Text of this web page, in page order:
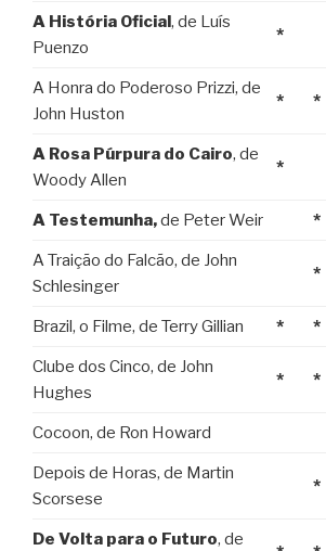
A História Oficial, de Luís
Puenzo
*
A Honra do Poderoso Prizzi, de
John Huston
* *
A Rosa Púrpura do Cairo, de
Woody Allen
*
A Testemunha,de Peter Weir *
A Traição do Falcão, de John
Schlesinger
*
Brazil, o Filme, de Terry Gillian * *
Clube dos Cinco, de John
Hughes
* *
Cocoon, de Ron Howard
Depois de Horas, de Martin
Scorsese
*
De Volta para o Futuro, de